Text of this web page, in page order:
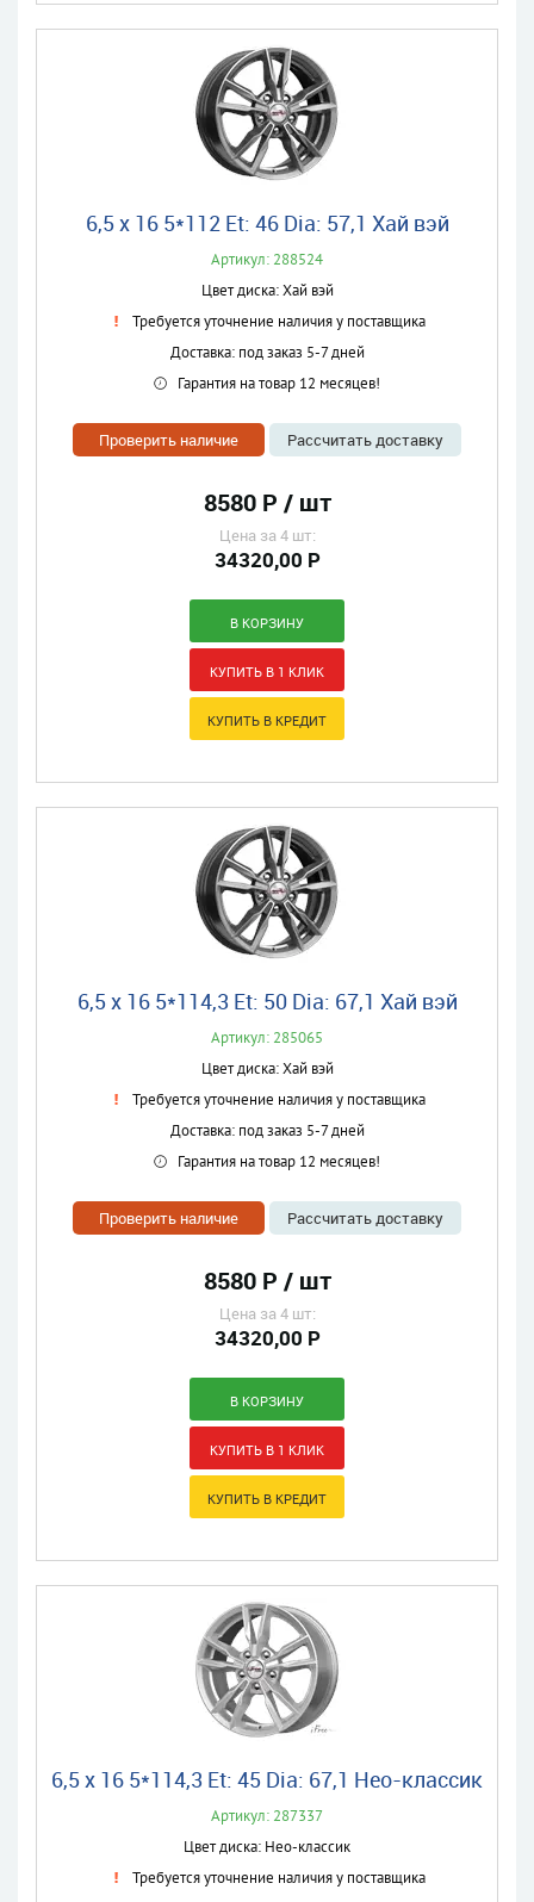
6,5 x 16 5*112 Et: 46 Dia: 57,1 Хай вэй
Артикул: 288524
Цвет диска: Хай вэй
Требуется уточнение наличия у поставщика
Доставка: под заказ 5-7 дней
Гарантия на товар 12 месяцев!
Проверить наличие Рассчитать доставку
8580 Р / шт
Цена за 4 шт:
34320,00 Р
6,5 x 16 5*114,3 Et: 50 Dia: 67,1 Хай вэй
Артикул: 285065
Цвет диска: Хай вэй
Требуется уточнение наличия у поставщика
Доставка: под заказ 5-7 дней
Гарантия на товар 12 месяцев!
Проверить наличие Рассчитать доставку
8580 Р / шт
Цена за 4 шт:
34320,00 Р
6,5 x 16 5*114,3 Et: 45 Dia: 67,1 Нео-классик
Артикул: 287337
Цвет диска: Нео-классик
Требуется уточнение наличия у поставщика